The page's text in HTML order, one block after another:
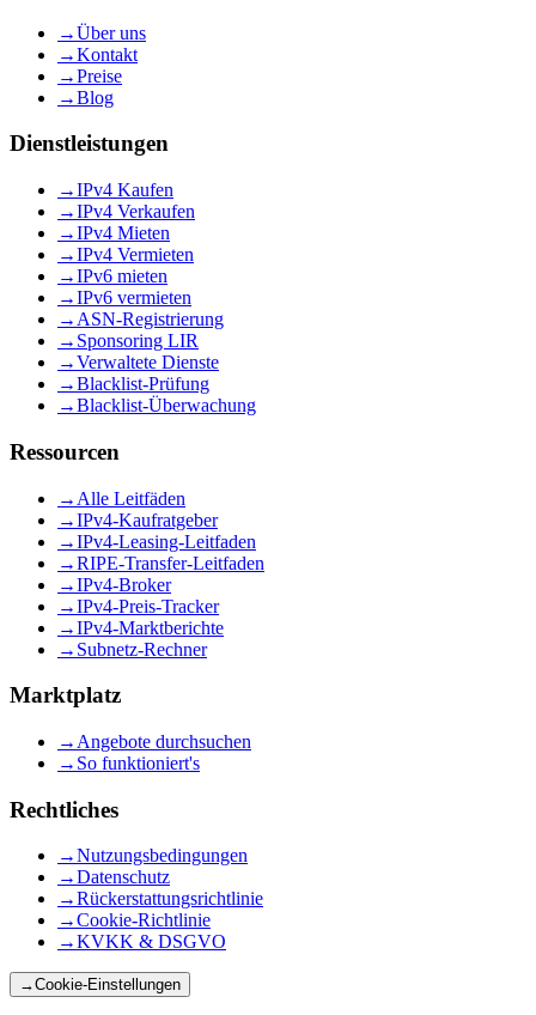
→Über uns
→Kontakt
→Preise
→Blog
Dienstleistungen
→IPv4 Kaufen
→IPv4 Verkaufen
→IPv4 Mieten
→IPv4 Vermieten
→IPv6 mieten
→IPv6 vermieten
→ ASN-Registrierung
→ Sponsoring LIR
→Verwaltete Dienste
→Blacklist-Prüfung
→Blacklist-Überwachung
Ressourcen
→ Alle Leitfäden
→IPv4-Kaufratgeber
→IPv4-Leasing-Leitfaden
→RIPE-Transfer-Leitfaden
→IPv4-Broker
→IPv4-Preis-Tracker
→IPv4-Marktberichte
→ Subnetz-Rechner
Marktplatz
→ Angebote durchsuchen
→ So funktioniert's
Rechtliches
→Nutzungsbedingungen
→Datenschutz
→Rückerstattungsrichtlinie
→Cookie-Richtlinie
→KVKK & DSGVO
→Cookie-Einstellungen